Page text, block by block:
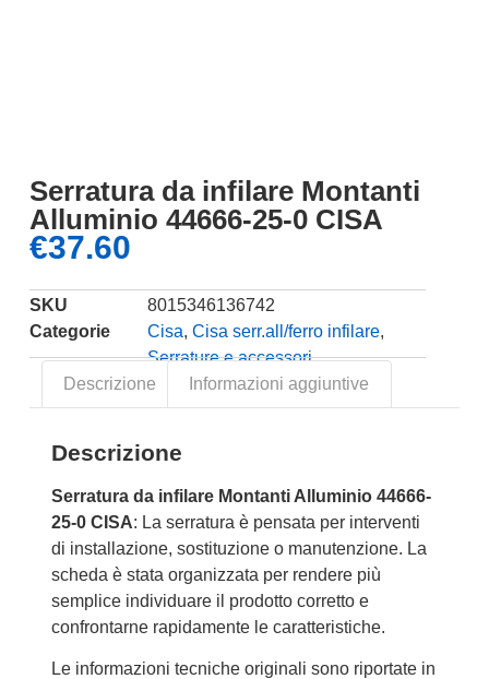
Serratura da infilare Montanti
Alluminio 44666-25-0 CISA
€37.60
SKU
8015346136742
Categorie
Cisa, Cisa serr.all/ferro infilare,
Serrature e accessori
Descrizione
Informazioni aggiuntive
Descrizione
Serratura da infilare Montanti Alluminio 44666-
25-0 CISA: La serratura è pensata per interventi
di installazione, sostituzione o manutenzione. La
scheda è stata organizzata per rendere più
semplice individuare il prodotto corretto e
confrontarne rapidamente le caratteristiche.
Le informazioni tecniche originali sono riportate in